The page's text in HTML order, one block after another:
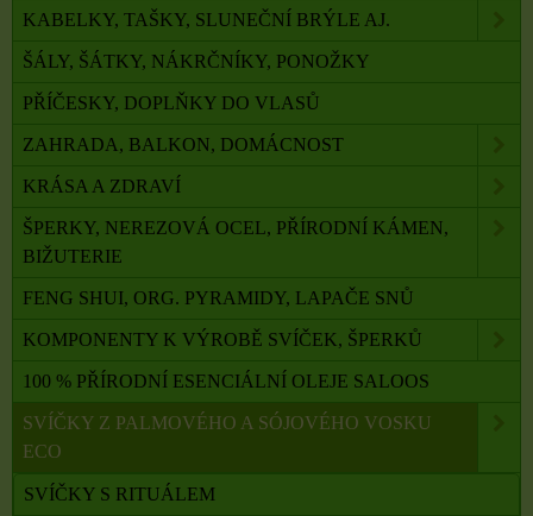
KABELKY, TAŠKY, SLUNEČNÍ BRÝLE AJ.
ŠÁLY, ŠÁTKY, NÁKRČNÍKY, PONOŽKY
PŘÍČESKY, DOPLŇKY DO VLASŮ
ZAHRADA, BALKON, DOMÁCNOST
KRÁSA A ZDRAVÍ
ŠPERKY, NEREZOVÁ OCEL, PŘÍRODNÍ KÁMEN,
BIŽUTERIE
FENG SHUI, ORG. PYRAMIDY, LAPAČE SNŮ
KOMPONENTY K VÝROBĚ SVÍČEK, ŠPERKŮ
100 % PŘÍRODNÍ ESENCIÁLNÍ OLEJE SALOOS
SVÍČKY Z PALMOVÉHO A SÓJOVÉHO VOSKU
ECO
SVÍČKY S RITUÁLEM